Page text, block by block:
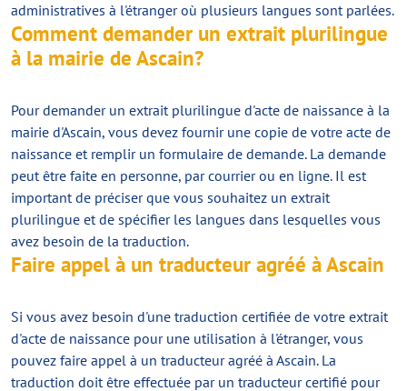
administratives à l'étranger où plusieurs langues sont parlées.
Comment demander un extrait plurilingue
à la mairie de Ascain?
Pour demander un extrait plurilingue d'acte de naissance à la
mairie d'Ascain, vous devez fournir une copie de votre acte de
naissance et remplir un formulaire de demande. La demande
peut être faite en personne, par courrier ou en ligne. Il est
important de préciser que vous souhaitez un extrait
plurilingue et de spécifier les langues dans lesquelles vous
avez besoin de la traduction.
Faire appel à un traducteur agréé à Ascain
Si vous avez besoin d'une traduction certifiée de votre extrait
d'acte de naissance pour une utilisation à l'étranger, vous
pouvez faire appel à un traducteur agréé à Ascain. La
traduction doit être effectuée par un traducteur certifié pour